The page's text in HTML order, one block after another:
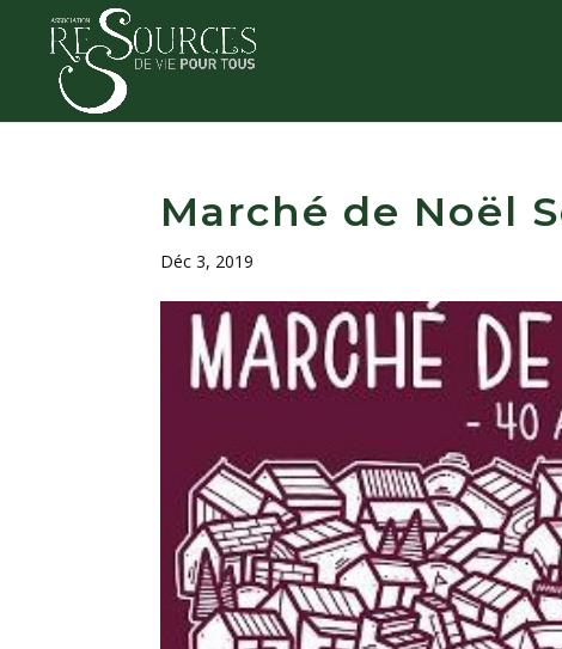
Marché de Noël
Déc 3, 2019